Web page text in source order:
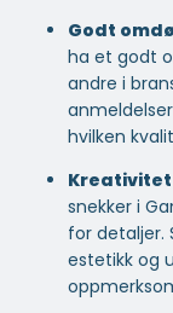
Godt
ha et godt
andre i
hvilken
snekker i
for detaljer.
estetikk og